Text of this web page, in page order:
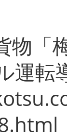
物「
運転